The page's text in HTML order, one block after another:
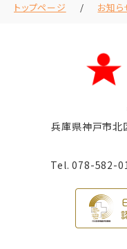
トップページ お知ら
兵庫県神戸市
Tel.078-582-